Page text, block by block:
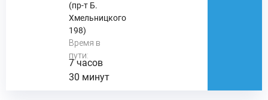
(пр-т Б.
Хмельницкого
198)
Время в
пути:
7 часов
30 минут